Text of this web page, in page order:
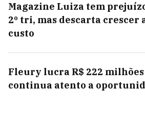
Magazine Luiza tem
2º tri, mas descarta crescer
custo
Fleury lucra R$ 222
continua atento a